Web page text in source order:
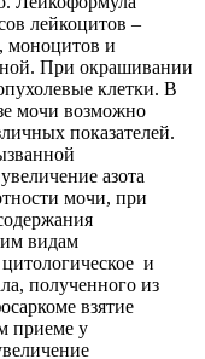
лейкоцитов –
моноцитов и
При окрашивании
клетки. В
мочи возможно
показателей.
азота
мочи, при
видам
и
полученного из
взятие
приеме у